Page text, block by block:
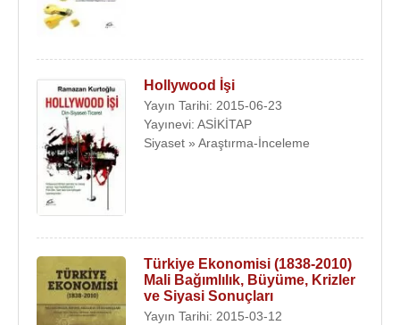
Hollywood İşi
Yayın Tarihi: 2015-06-23
Yayınevi: ASİKİTAP
Siyaset » Araştırma-İnceleme
Türkiye Ekonomisi (1838-2010)
Mali Bağımlılık, Büyüme, Krizler
ve Siyasi Sonuçları
Yayın Tarihi: 2015-03-12